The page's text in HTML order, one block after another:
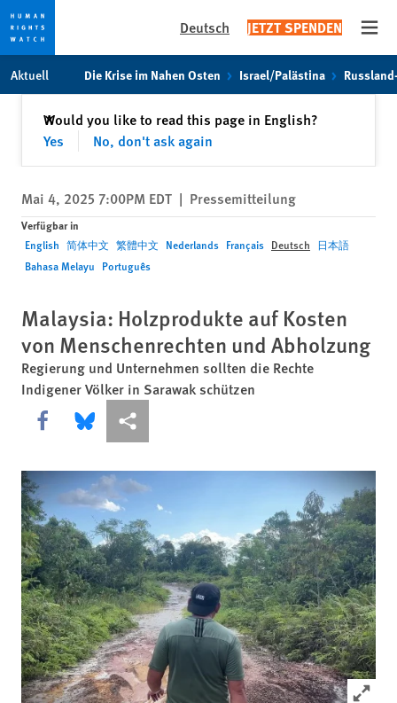
Skip
to
Skip
to
content
Deutsch JETZT SPENDEN
Aktuell Die Krise im Nahen Osten Israel/Palästina
Would you like to read this page in English?
Yes
No, don't ask again
✕Schließen
Mai 4, 2025 7:00PM EDT | Pressemitteilung
Verfügbar in
English 简体中文 繁體中文 Nederlands Français Deutsch 日本語
Bahasa Melayu Português
Malaysia: Holzprodukte auf Kosten
von Menschenrechten und Abholzung
Regierung und Unternehmen sollten die Rechte
Indigener Völker in Sarawak schützen
Share this via Facebook
Share this via Bluesky
More sharing options
Click to